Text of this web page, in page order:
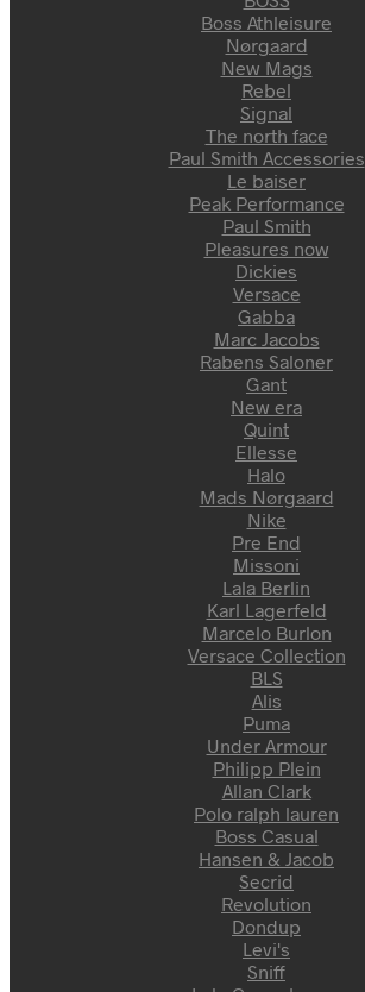
Boss Athleisure
Nørgaard
New Mags
Rebel
Signal
The north face
Paul Smith Accessories
Le baiser
Peak Performance
Paul Smith
Pleasures now
Dickies
Versace
Gabba
Marc Jacobs
Rabens Saloner
Gant
New era
Quint
Ellesse
Halo
Mads Nørgaard
Nike
Pre End
Missoni
Lala Berlin
Karl Lagerfeld
Marcelo Burlon
Versace Collection
BLS
Alis
Puma
Under Armour
Philipp Plein
Allan Clark
Polo ralph lauren
Boss Casual
Hansen & Jacob
Secrid
Revolution
Dondup
Levi's
Sniff